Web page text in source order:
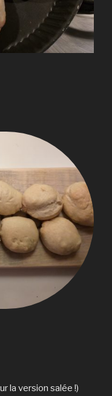
la version salée !)